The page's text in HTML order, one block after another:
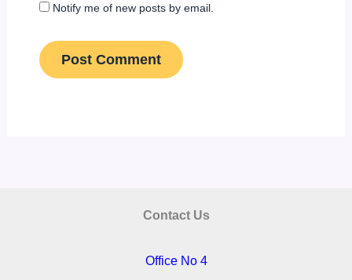
Notify me of new posts by email.
Contact Us
Office No 4